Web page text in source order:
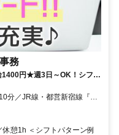
務
1400円★週3日～OK！シフト
分／JR線・都営新宿線『本
憩1h ＜シフトパターン例